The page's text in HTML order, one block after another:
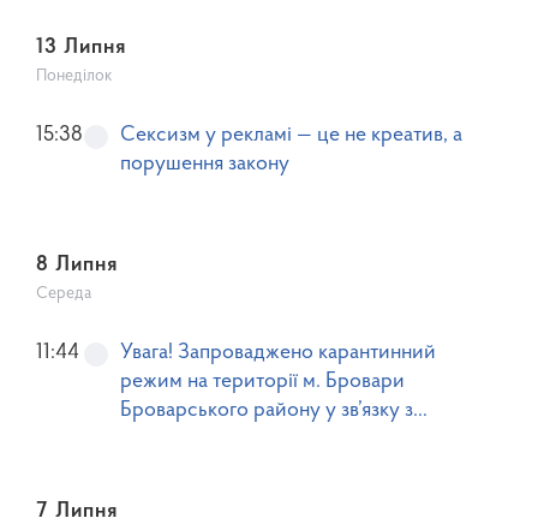
13 Липня
Понеділок
Сексизм у рекламі — це не креатив, а
порушення закону
15:38
8 Липня
Середа
Увага! Запроваджено карантинний
режим на території м. Бровари
Броварського району у зв’язку з
11:44
7 Липня